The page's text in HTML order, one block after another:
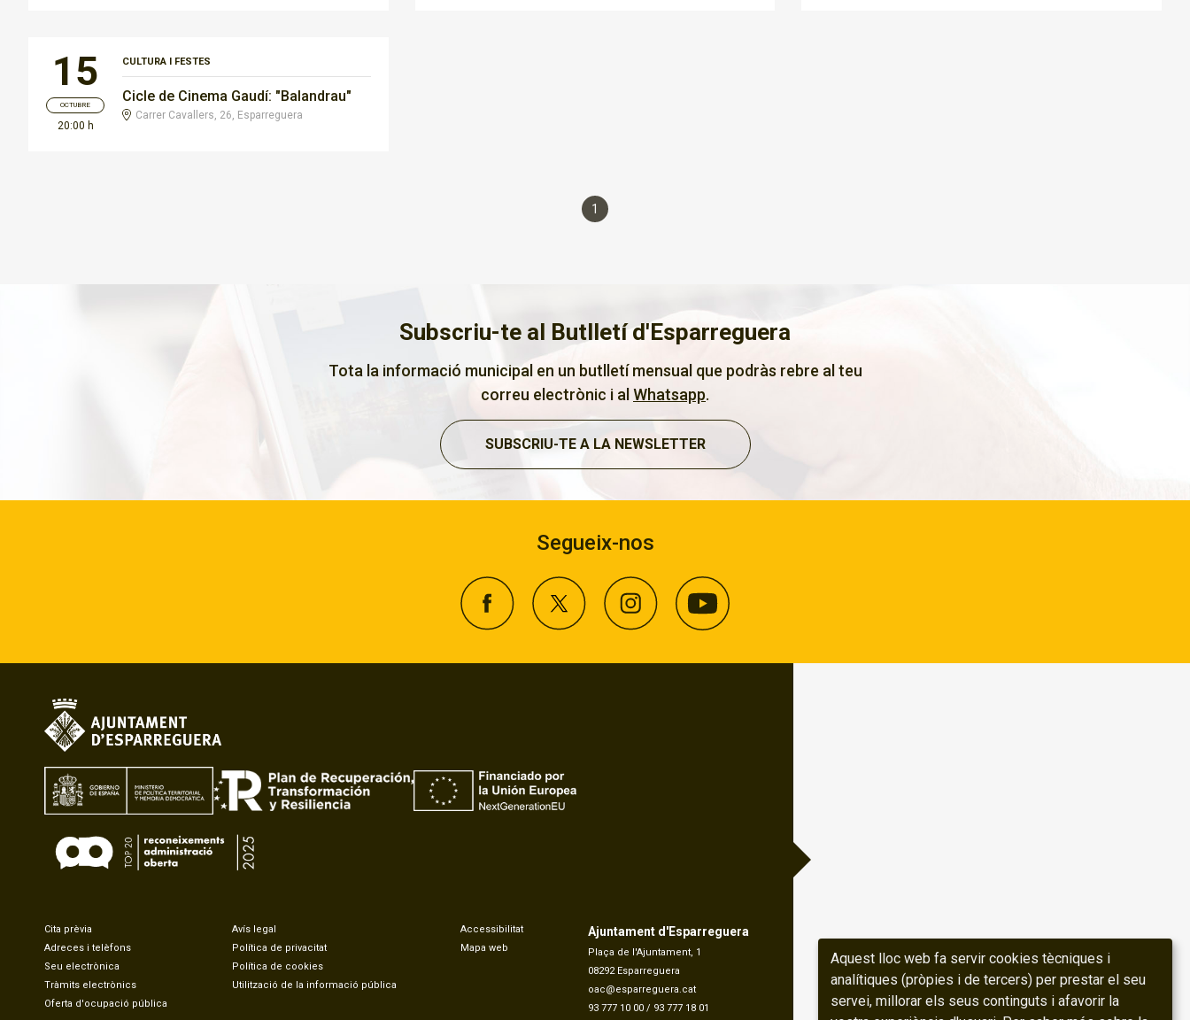
15
OCTUBRE
20:00 h
CULTURA I FESTES
Cicle de Cinema Gaudí: "Balandrau"
Carrer Cavallers, 26, Esparreguera
1
Subscriu-te al Butlletí d'Esparreguera
Tota la informació municipal en un butlletí mensual que podràs rebre al teu
correu electrònic i al Whatsapp.
SUBSCRIU-TE A LA NEWSLETTER
Segueix-nos
Cita prèvia
Adreces i telèfons
Seu electrònica
Tràmits electrònics
Oferta d'ocupació pública
Avís legal
Política de privacitat
Política de cookies
Utilització de la informació pública
Accessibilitat
Mapa web
Ajuntament d'Esparreguera
Plaça de l'Ajuntament, 1
08292 Esparreguera
oac@esparreguera.cat
93 777 10 00/ 93 777 18 01
Aquest lloc web fa servir cookies tècniques i
analítiques (pròpies i de tercers) per prestar el seu
servei, millorar els seus continguts i afavorir la